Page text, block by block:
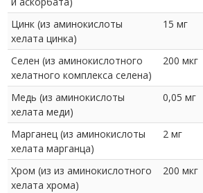
Цинк (из аминокислоты
хелата цинка)
15 мг
Селен (из аминокислотного
хелатного комплекса селена)
200 мкг
Медь (из аминокислоты
хелата меди)
0,05 мг
Марганец (из аминокислоты
хелата марганца)
2 мг
Хром (из из аминокислотного
хелата хрома)
200 мкг